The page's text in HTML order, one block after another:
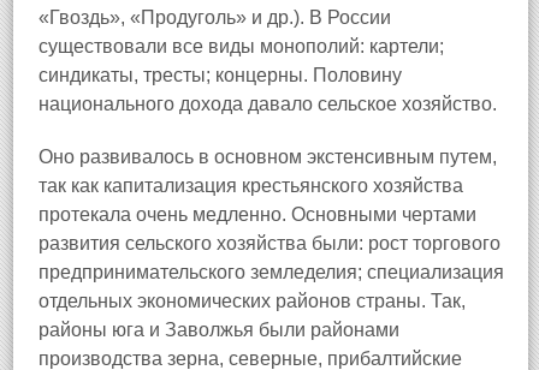
«Гвоздь», «Продуголь» и др.). В России
существовали все виды монополий: картели;
синдикаты, тресты; концерны. Половину
национального дохода давало сельское хозяйство.
Оно развивалось в основном экстенсивным путем,
так как капитализация крестьянского хозяйства
протекала очень медленно. Основными чертами
развития сельского хозяйства были: рост торгового
предпринимательского земледелия; специализация
отдельных экономических районов страны. Так,
районы юга и Заволжья были районами
производства зерна, северные, прибалтийские